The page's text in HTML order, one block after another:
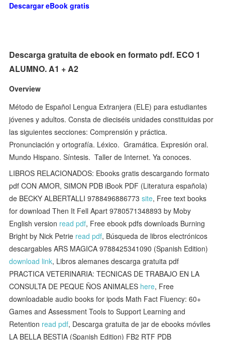
Descargar eBook gratis
Descarga gratuita de ebook en formato pdf. ECO 1
ALUMNO. A1 + A2
Overview
Método de Español Lengua Extranjera (ELE) para estudiantes
jóvenes y adultos. Consta de dieciséis unidades constituidas por
las siguientes secciones: Comprensión y práctica. 
Pronunciación y ortografía. Léxico.  Gramática. Expresión oral. 
Mundo Hispano. Síntesis.  Taller de Internet. Ya conoces.
LIBROS RELACIONADOS: Ebooks gratis descargando formato
pdf CON AMOR, SIMON PDB iBook PDF (Literatura española)
de BECKY ALBERTALLI 9788496886773site, Free text books
for download Then It Fell Apart 9780571348893 by Moby
English version read pdf, Free ebook pdfs downloads Burning
Bright by Nick Petrie read pdf, Búsqueda de libros electrónicos
descargables ARS MAGICA 9788425341090 (Spanish Edition)
download link, Libros alemanes descarga gratuita pdf
PRACTICA VETERINARIA: TECNICAS DE TRABAJO EN LA
CONSULTA DE PEQUE ÑOS ANIMALES here, Free
downloadable audio books for ipods Math Fact Fluency: 60+
Games and Assessment Tools to Support Learning and
Retention read pdf, Descarga gratuita de jar de ebooks móviles
LA BELLA BESTIA (Spanish Edition) FB2 RTF PDB